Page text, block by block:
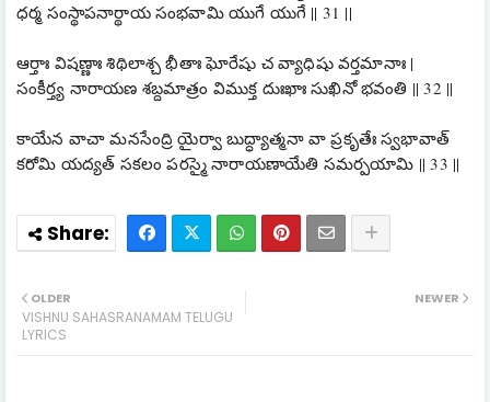
ధర్మ సంస్థాపనార్థాయ సంభవామి యుగే యుగే || 31 ||
ఆర్తాః విషణ్ణాః శిథిలాశ్చ భీతాః ఘోరేషు చ వ్యాధిషు వర్తమానాః |
సంకీర్త్య నారాయణ శబ్దమాత్రం విముక్త దుఃఖాః సుఖినో భవంతి || 32 ||
కాయేన వాచా మనసేంద్రి యైర్వా బుద్ధ్యాత్మనా వా ప్రకృతేః స్వభావాత్
కరోమి యద్యత్ సకలం పరస్మై నారాయణాయేతి సమర్పయామి || 33 ||
NEWER
OLDER
VISHNU SAHASRANAMAM TELUGU
LYRICS